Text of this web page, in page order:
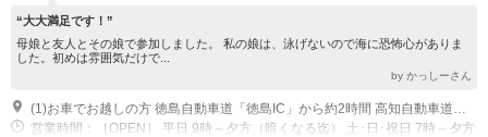
“大大満足です！”
母娘と友人とその娘で参加しました。 私の娘は、泳げないので海に恐怖心がありま
した。初めは雰囲気だけで...
by かっしーさん
営業時間：［OPEN］ 平日 9時～夕方（暗くなる迄） 土･日･祝日 7時～夕方